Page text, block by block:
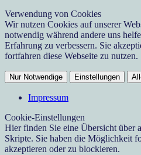
Verwendung von Cookies
Wir nutzen Cookies auf unserer
notwendig während andere uns
Erfahrung zu verbessern. Sie
fortfahren diese Webseite zu nutzen.
Nur Notwendige Einstellungen
Impressum
Cookie-Einstellungen
Hier finden Sie eine Übersicht über
Skripte. Sie haben die Möglichkeit
akzeptieren oder zu blockieren.